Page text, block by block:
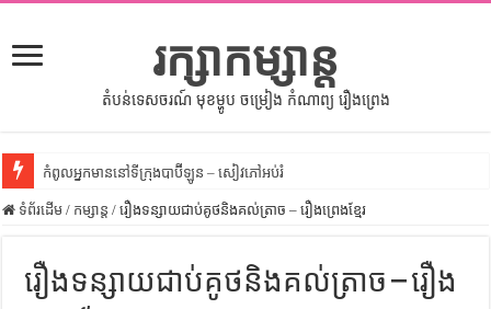
រក្សាកម្សាន្ត
តំបន់ទេសចរណ៍ មុខម្ហូប ចម្រៀង កំណាព្យ រឿងព្រេង
កំពូលអ្នកមាននៅទីក្រុងបាប៊ីឡូន – សៀវភៅអប់រំ
សីលធម៌នៅក្នុងសង្គមខ្មែរ – សៀវភៅចំណេះដឹងទូទៅ
ទំលៀមទម្លាប់ប្រពៃណីជនជាតិចិន – សៀវភៅចំណេះដឹងទូទៅ
ទំព័រដើម / កម្សាន្ត / រឿងទន្សាយជាប់គូថនិងគល់ត្រាច – រឿងព្រេងខ្មែរ
រឿងទន្សាយជាប់គូថនិងគល់ត្រាច – រឿង